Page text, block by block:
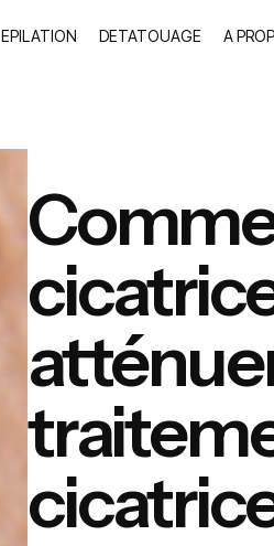
EPILATION DETATOUAGE A